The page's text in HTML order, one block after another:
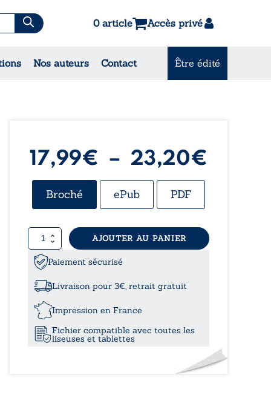
0 article Accès privé
Nos auteurs Contact Être édité
& Contes
17,99€ – 23,20€
Broché ePub PDF
quantité
de
Un
pâle
soleil
Pantin
AJOUTER AU PANIER
Paiement sécurisé
Livraison pour 3€, retrait gratuit
Impression en France
Fichier compatible avec toutes les
liseuses et tablettes